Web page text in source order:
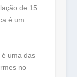
de 15
é um
uma das
no